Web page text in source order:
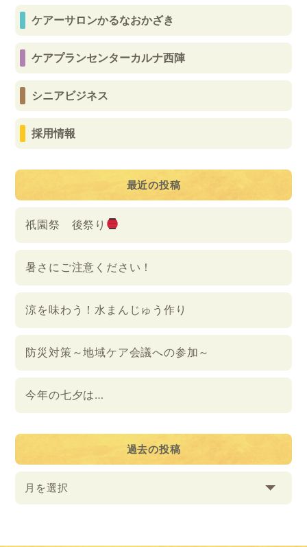
ケアーサロンかるなおかざき
ケアプランセンターカルナ西陣
シニアビジネス
採用情報
最近の投稿
祇園祭 後祭り
暑さにご注意ください！
涼を味わう！水まんじゅう作り
防災対策～地域ケア会議への参加～
今年の七夕は…
過去の投稿
月を選択